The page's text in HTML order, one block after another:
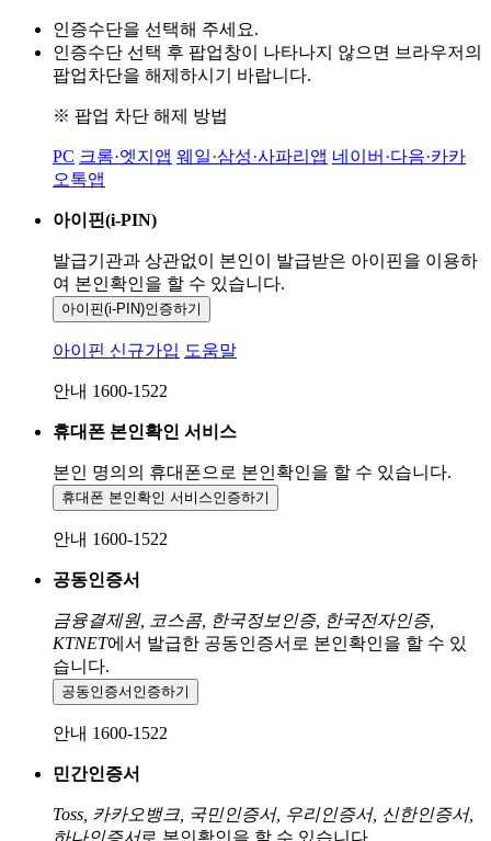
인증수단을 선택해 주세요.
인증수단 선택 후 팝업창이 나타나지 않으면 브라우저의
팝업차단을 해제하시기 바랍니다.
※ 팝업 차단 해제 방법
PC 크롬·엣지앱 웨일·삼성·사파리앱 네이버·다음·카카
오톡앱
아이핀(i-PIN)
발급기관과 상관없이 본인이 발급받은 아이핀을 이용하
여 본인확인을 할 수 있습니다.
아이핀(i-PIN)인증하기
아이핀 신규가입 도움말
안내 1600-1522
휴대폰 본인확인 서비스
본인 명의의 휴대폰으로 본인확인을 할 수 있습니다.
휴대폰 본인확인 서비스인증하기
안내 1600-1522
공동인증서
금융결제원, 코스콤, 한국정보인증, 한국전자인증,
KTNET에서 발급한 공동인증서로 본인확인을 할 수 있
습니다.
공동인증서 인증하기
안내 1600-1522
민간인증서
Toss, 카카오뱅크, 국민인증서, 우리인증서, 신한인증서,